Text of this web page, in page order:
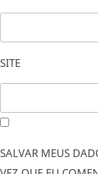
SITE
SALVAR MEUS